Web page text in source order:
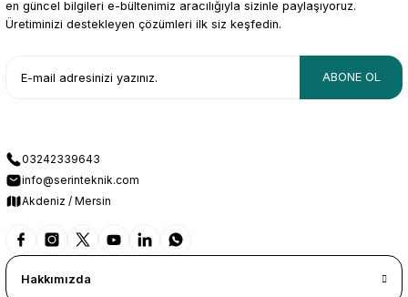
en güncel bilgileri e-bültenimiz aracılığıyla sizinle paylaşıyoruz.
Üretiminizi destekleyen çözümleri ilk siz keşfedin.
ABONE OL
03242339643
info@serinteknik.com
Akdeniz / Mersin
Hakkımızda